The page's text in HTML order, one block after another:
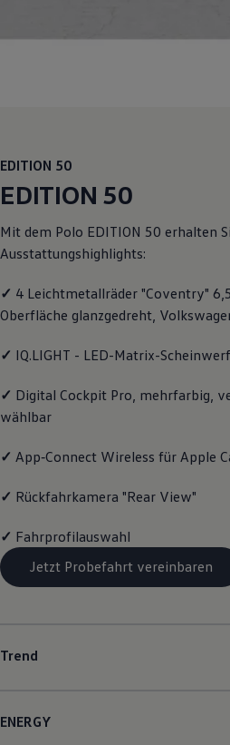
Wallbox und
Digitale Extras
Dienste für Ihr
Volkswagen Apps,
Handy und
Über Ihr Auto
Vorgängermodelle
Warn- und
Digitale
Live Beratung
Transport
Elektromobilität
Volkswagen R
Volkswagen
EDITION 50
EDITION 50
Mit dem Polo EDITION 50 erhalten
Ausstattungshighlights:
✓ 4 Leichtmetallräder "Coventry"
Oberfläche glanzgedreht,
✓ IQ.LIGHT - LED-Matrix-
✓ Digital Cockpit Pro, mehrfarbig,
wählbar
✓ App‑Connect Wireless für Apple
✓ Rückfahrkamera "Rear View"
✓ Fahrprofilauswahl
Jetzt Probefahrt vereinbaren
Trend
ENERGY